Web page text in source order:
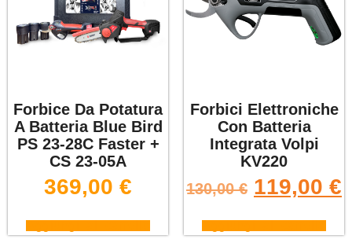
Forbice Da Potatura
A Batteria Blue Bird
PS 23-28C Faster +
CS 23-05A
369,00 €
Forbici Elettroniche
Con Batteria
Integrata Volpi
KV220
130,00€ 119,00 €